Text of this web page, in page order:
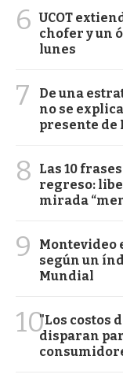
6 UCOT
chofer y un
lunes
7
De una
no se
presente de
8
Las 10
regreso:
mirada
9
Montevideo
según un
Mundial
10"Los costos
disparan